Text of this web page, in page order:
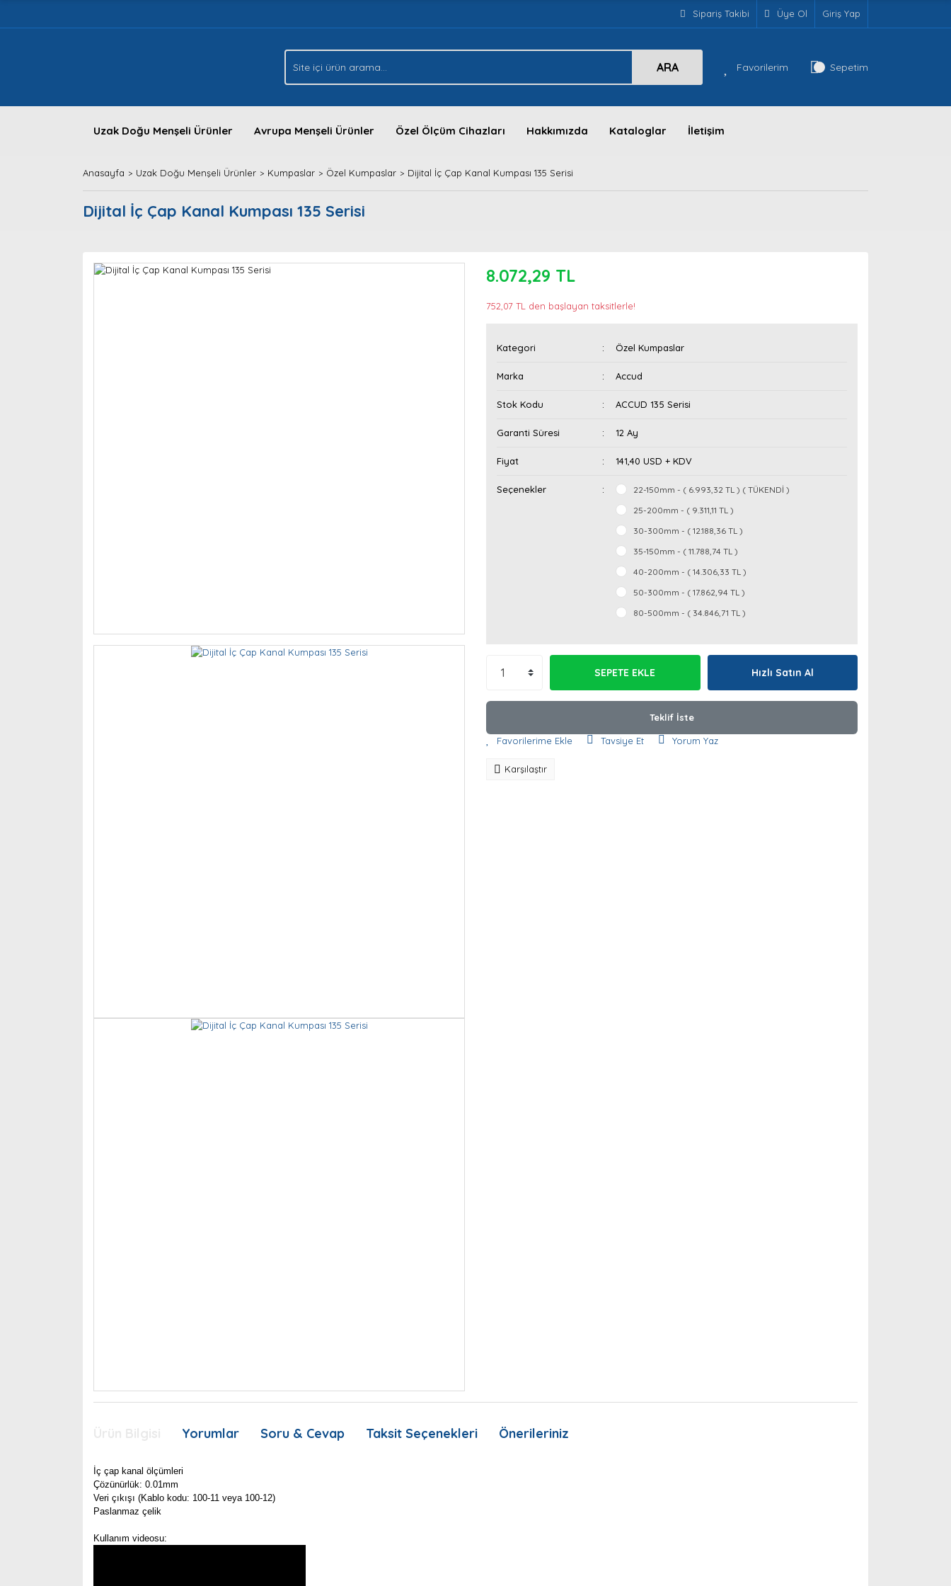
Sipariş Takibi Üye Ol Giriş Yap
ARA Favorilerim Sepetim
Uzak Doğu Menşeli Ürünler Avrupa Menşeli Ürünler Özel Ölçüm Cihazları Hakkımızda Kataloglar İletişim
Anasayfa Uzak Doğu Menşeli Ürünler Kumpaslar Özel Kumpaslar Dijital İç Çap Kanal Kumpası 135 Serisi
Dijital İç Çap Kanal Kumpası 135 Serisi
8.072,29 TL
752,07 TL den başlayan taksitlerle!
Kategori Özel Kumpaslar
Marka Accud
Stok Kodu ACCUD 135 Serisi
Garanti Süresi 12 Ay
Fiyat 141,40 USD + KDV
Seçenekler
22-150mm - ( 6.993,32 TL ) ( TÜKENDİ )
25-200mm - ( 9.311,11 TL )
30-300mm - ( 12.188,36 TL )
35-150mm - ( 11.788,74 TL )
40-200mm - ( 14.306,33 TL )
50-300mm - ( 17.862,94 TL )
80-500mm - ( 34.846,71 TL )
SEPETE EKLE Hızlı Satın Al
Teklif İste
Tavsiye Et Yorum Yaz
Karşılaştır
Yorumlar Soru & Cevap Taksit Seçenekleri Önerileriniz
İç çap kanal ölçümleri
Çözünürlük: 0.01mm
Veri çıkışı (Kablo kodu: 100-11 veya 100-12)
Paslanmaz çelik
Kullanım videosu: